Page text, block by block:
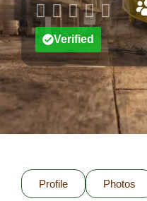
    
Verified
Profile Photos